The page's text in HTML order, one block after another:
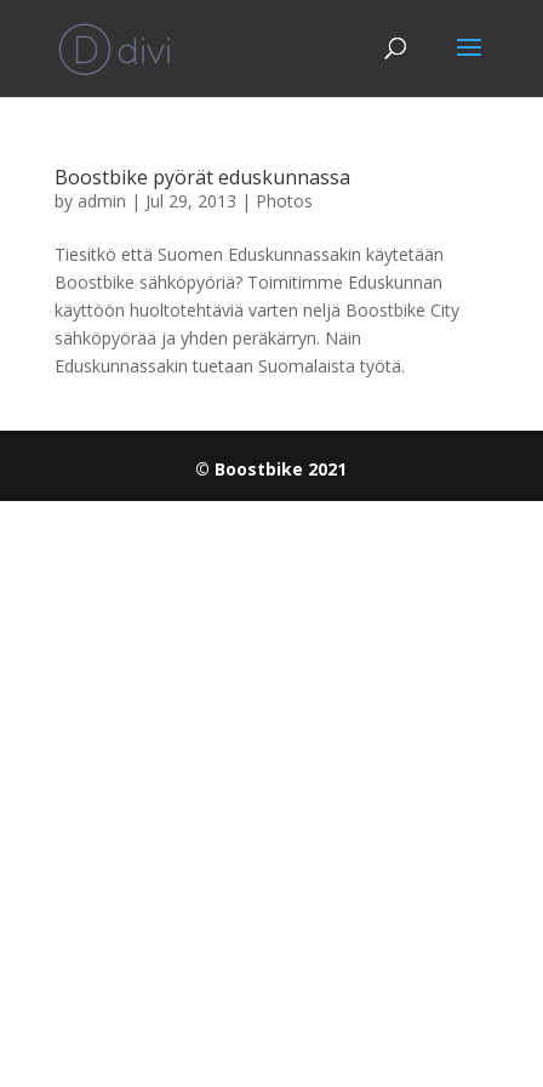
Boostbike pyörät eduskunnassa
by admin | Jul 29, 2013 | Photos
Tiesitkö että Suomen Eduskunnassakin käytetään
Boostbike sähköpyöriä? Toimitimme Eduskunnan
käyttöön huoltotehtäviä varten neljä Boostbike City
sähköpyörää ja yhden peräkärryn. Näin
Eduskunnassakin tuetaan Suomalaista työtä.
© Boostbike 2021